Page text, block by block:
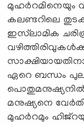
മുഹര്‍റമിനെയും
കലണ്ടറിലെ
ഇസ്‌ലാമിക
ഏറെ ബന്ധം
പൊതുമനുഷ്യനില്‍
മനുഷ്യനെ
മുഹര്‍റമും